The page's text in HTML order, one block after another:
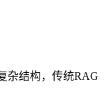
杂结构，传统RAG